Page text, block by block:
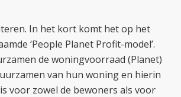
In het kort komt het op het
‘People Planet Profit-model’.
de woningvoorraad (Planet)
van hun woning en hierin
voor zowel de bewoners als voor